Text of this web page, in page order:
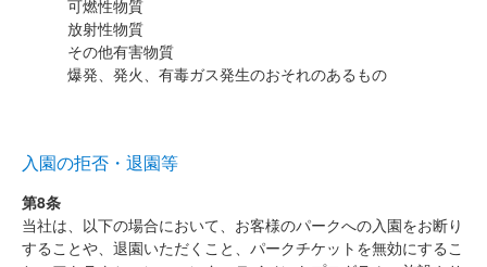
可燃性物質
放射性物質
その他有害物質
爆発、発火、有毒ガス発生のおそれのあるもの
入園の拒否・退園等
第8条
当社は、以下の場合において、お客様のパークへの入園をお断り
することや、退園いただくこと、パークチケットを無効にするこ